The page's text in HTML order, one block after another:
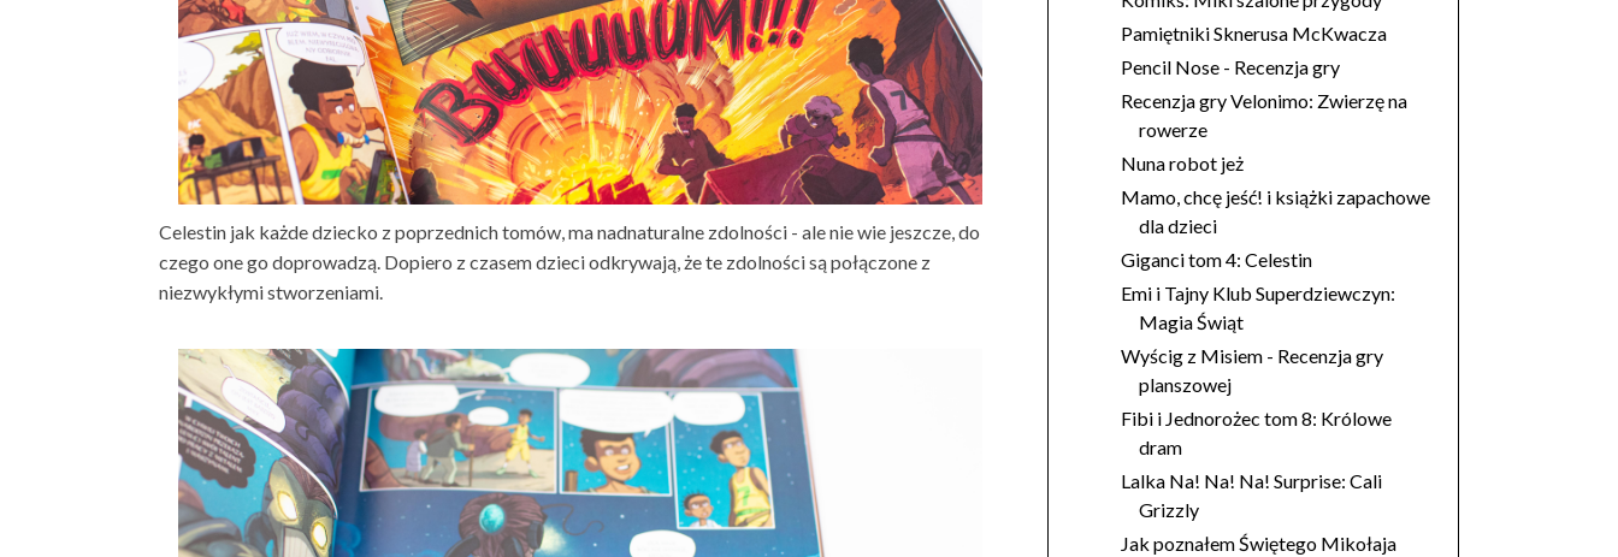
Celestin jak każde dziecko z poprzednich tomów, ma nadnaturalne zdolności - ale nie wie jeszcze, do
czego one go doprowadzą. Dopiero z czasem dzieci odkrywają, że te zdolności są połączone z
niezwykłymi stworzeniami.
Pamiętniki Sknerusa McKwacza
Pencil Nose - Recenzja gry
Recenzja gry Velonimo: Zwierzę na
rowerze
Nuna robot jeż
Mamo, chcę jeść! i książki zapachowe
dla dzieci
Giganci tom 4: Celestin
Emi i Tajny Klub Superdziewczyn:
Magia Świąt
Wyścig z Misiem - Recenzja gry
planszowej
Fibi i Jednorożec tom 8: Królowe
dram
Lalka Na! Na! Na! Surprise: Cali
Grizzly
Jak poznałem Świętego Mikołaja